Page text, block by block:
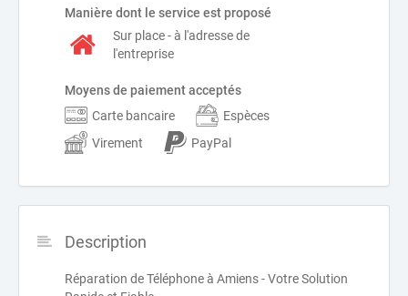
Manière dont le service est proposé
Sur place - à l'adresse de
l'entreprise
Moyens de paiement acceptés
Carte bancaire
Espèces
Virement
PayPal
Description
Réparation de Téléphone à Amiens - Votre Solution